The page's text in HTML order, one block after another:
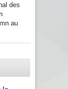
des
au